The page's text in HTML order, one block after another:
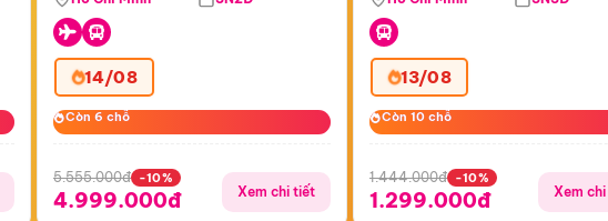
14/08
Còn 6 chỗ
Còn 6 chỗ
5.555.000đ -10%
4.999.000đ Xem chi tiết
13/08
Còn 10 chỗ
Còn 10 chỗ
1.444.000đ -10%
1.299.000đ Xem